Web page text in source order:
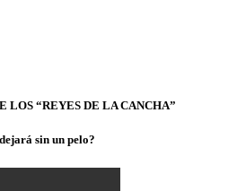
LOS “REYES DE LA CANCHA”
sin un pelo?